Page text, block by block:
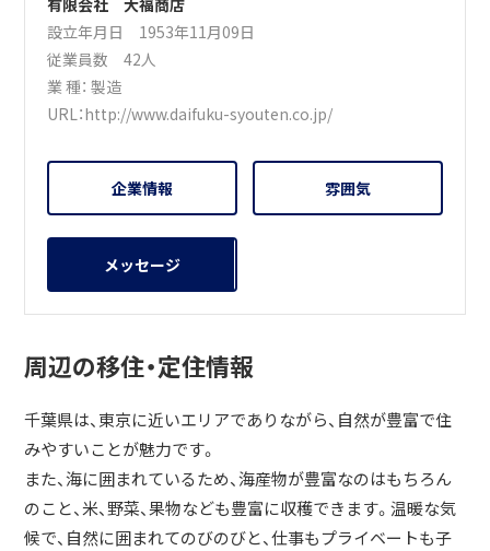
設立年月日 1953年11月09日
従業員数 42人
業 種：製造
URL：http://www.daifuku-syouten.co.jp/
企業情報 雰囲気
メッセージ
周辺の移住・定住情報
千葉県は、東京に近いエリアでありながら、自然が豊富で住
みやすいことが魅力です。
また、海に囲まれているため、海産物が豊富なのはもちろん
のこと、米、野菜、果物なども豊富に収穫できます。温暖な気
候で、自然に囲まれてのびのびと、仕事もプライベートも子